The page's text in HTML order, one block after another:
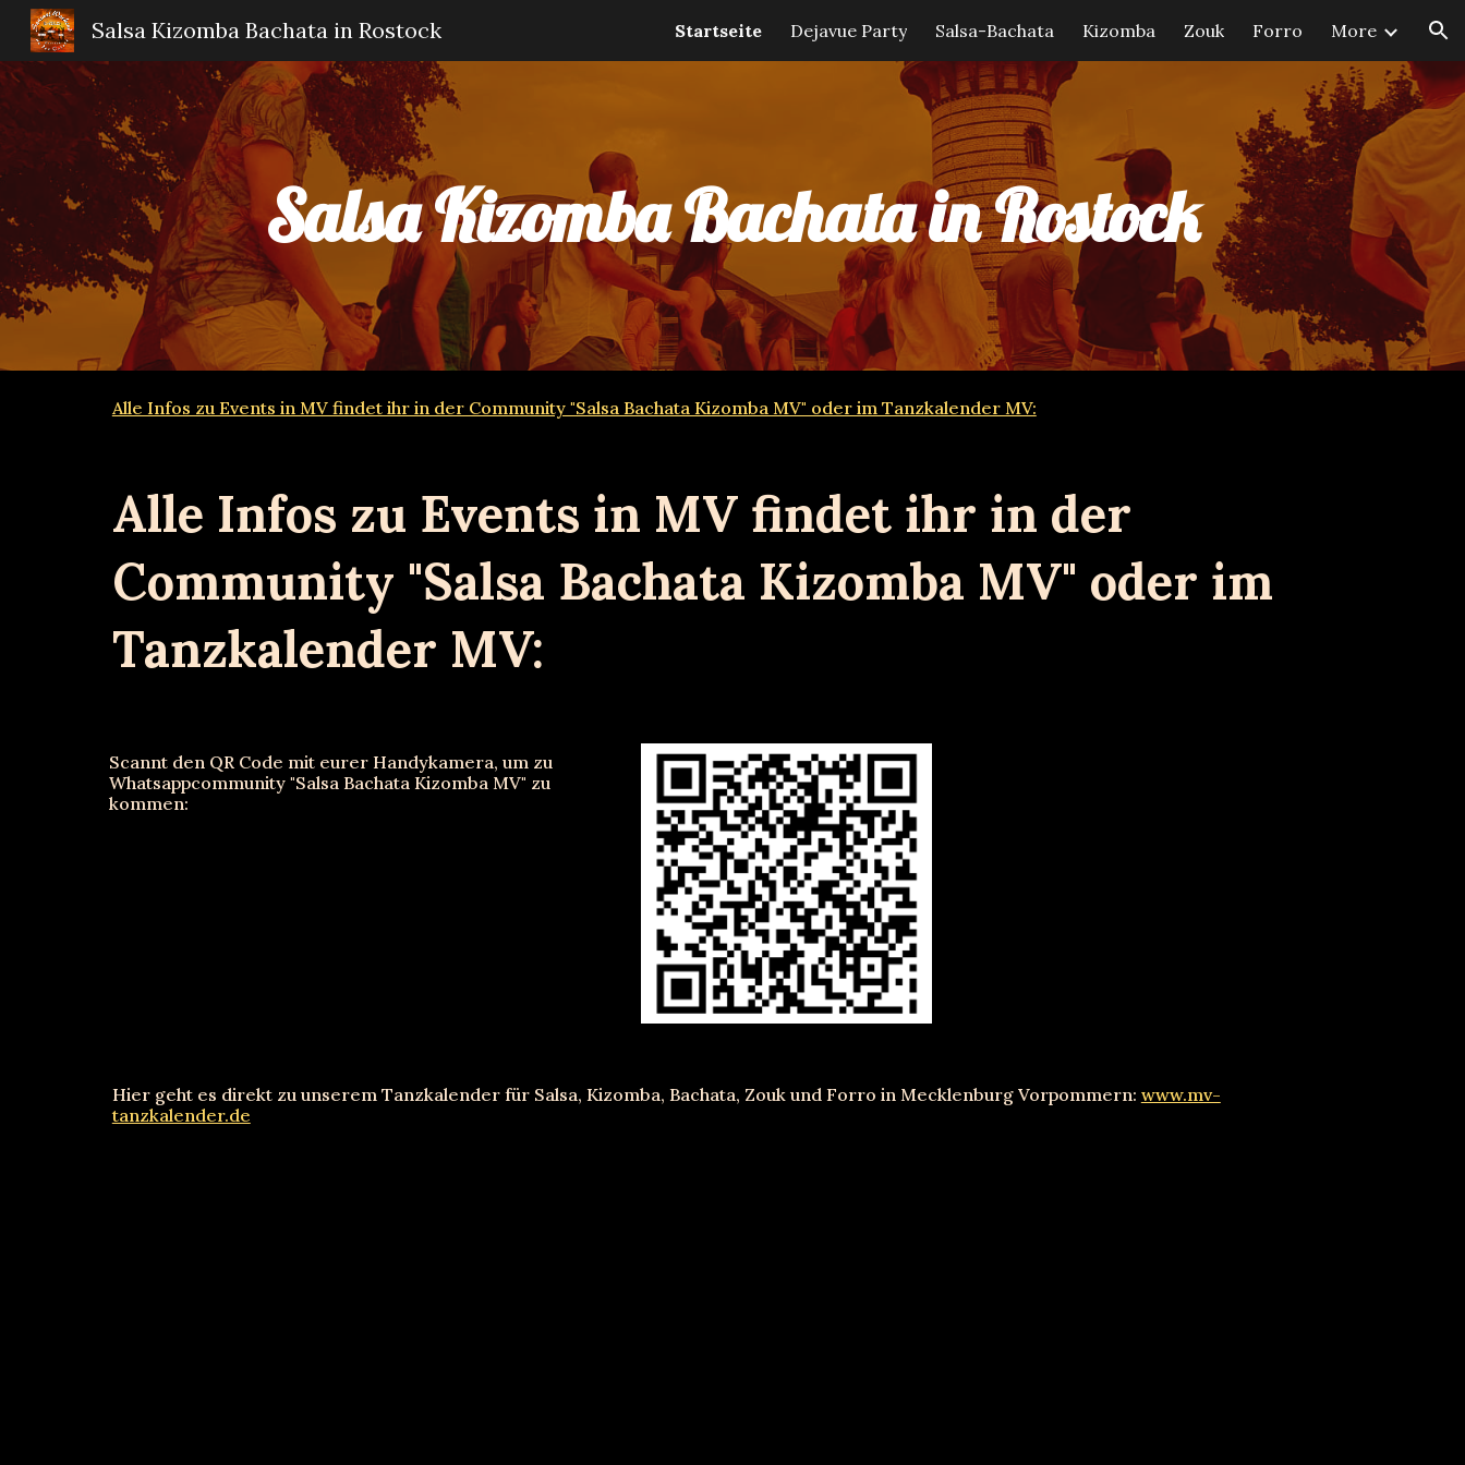
Skip to navigation
Salsa Kizomba Bachata in Rostock Startseite Dejavue Party Salsa-Bachata Kizomba Zouk Forro More
Salsa Kizomba Bachata in Rostock
Alle Infos zu Events in MV findet ihr in der Community "Salsa Bachata Kizomba MV" oder im Tanzkalender MV:
Alle Infos zu Events in MV findet ihr in der
Community "Salsa Bachata Kizomba MV" oder im
Tanzkalender MV:
Scannt den QR Code mit eurer Handykamera, um zu
Whatsappcommunity "Salsa Bachata Kizomba MV" zu
kommen:
Hier geht es direkt zu unserem Tanzkalender für Salsa, Kizomba, Bachata, Zouk und Forro in Mecklenburg Vorpommern: www.mv-
tanzkalender.de